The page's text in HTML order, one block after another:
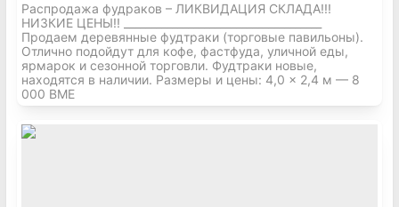
Распродажа фудраков – ЛИКВИДАЦИЯ СКЛАДА!!!
НИЗКИЕ ЦЕНЫ!! _____________________________________
Продаем деревянные фудтраки (торговые павильоны).
Отлично подойдут для кофе, фастфуда, уличной еды,
ярмарок и сезонной торговли. Фудтраки новые,
находятся в наличии. Размеры и цены: 4,0 × 2,4 м — 8
000 ВМЕ